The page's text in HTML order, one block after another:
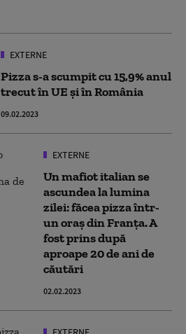
EXTERNE
Pizza s-a scumpit cu 15,9% anul
trecut în UE și în România
09.02.2023
EXTERNE
Un mafiot italian se
ascundea la lumina
zilei: făcea pizza într-
un oraș din Franța. A
fost prins după
aproape 20 de ani de
căutări
02.02.2023